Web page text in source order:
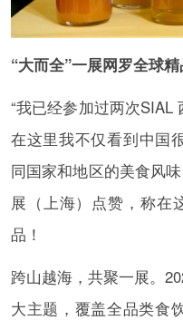
“大而全”一展网罗全球
“我已经参加过两次SIAL
在这里我不仅看到中国
同国家和地区的美食风
展（上海）点赞，称在
品！
跨山越海，共聚一展。
大主题，覆盖全品类食